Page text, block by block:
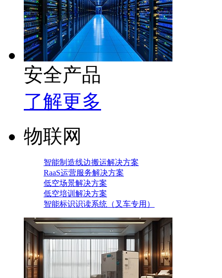
安全产品
了解更多
物联网
智能制造线边搬运解决方案
RaaS运营服务解决方案
低空场景解决方案
低空培训解决方案
智能标识识读系统（叉车专用）